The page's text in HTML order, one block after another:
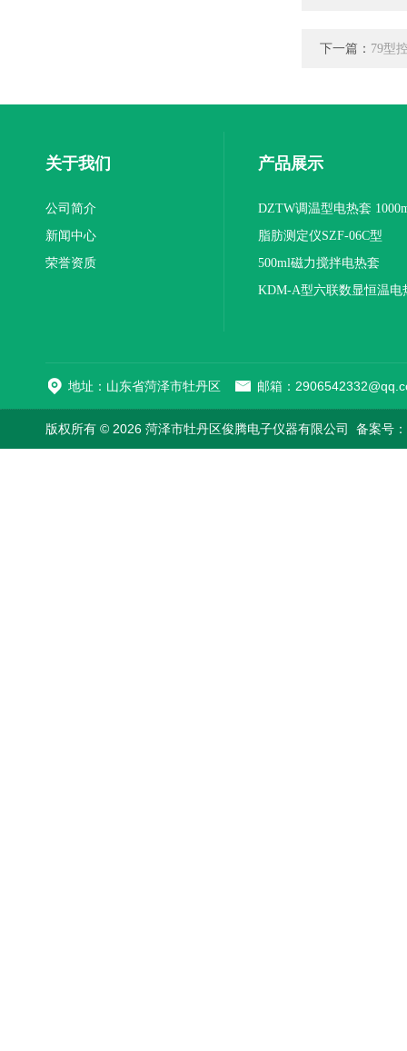
下一篇： 79型
关于我们
公司简介
新闻中心
荣誉资质
产品展示
DZTW调温型电热套
联
脂肪测定仪SZF-06C型
500ml磁力搅拌电热套
KDM-A型六联数显恒温电
地址：山东省菏泽市牡丹区 邮箱：
版权所有 © 2026 菏泽市牡丹区俊腾电子仪器有限公司 备案号